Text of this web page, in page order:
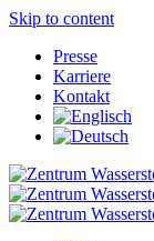
Skip to content
Presse
Karriere
Kontakt